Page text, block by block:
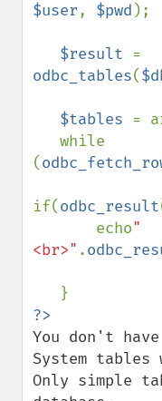
$user, $pwd );
$result
odbc_tables(
$tables =
(
if(odbc_result
       echo
"
<br>" .
You don't
System tables
Only simple